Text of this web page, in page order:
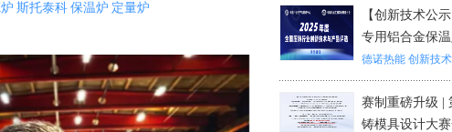
斯托泰科 保温炉 定量炉
【创新技术公
专用铝合金保
德诺热能 创新技术
赛制重磅升级 |
铸模具设计大